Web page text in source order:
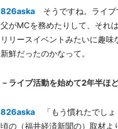
826askaそうですね。ライブ
父がMCを務めたりして、それ
リリースイベントみたいに趣
新鮮だったのかなって。
－ライブ活動を始めて2年半ほ
826aska「もう慣れたでしょ
頃の（福井経済新聞の）取材よ